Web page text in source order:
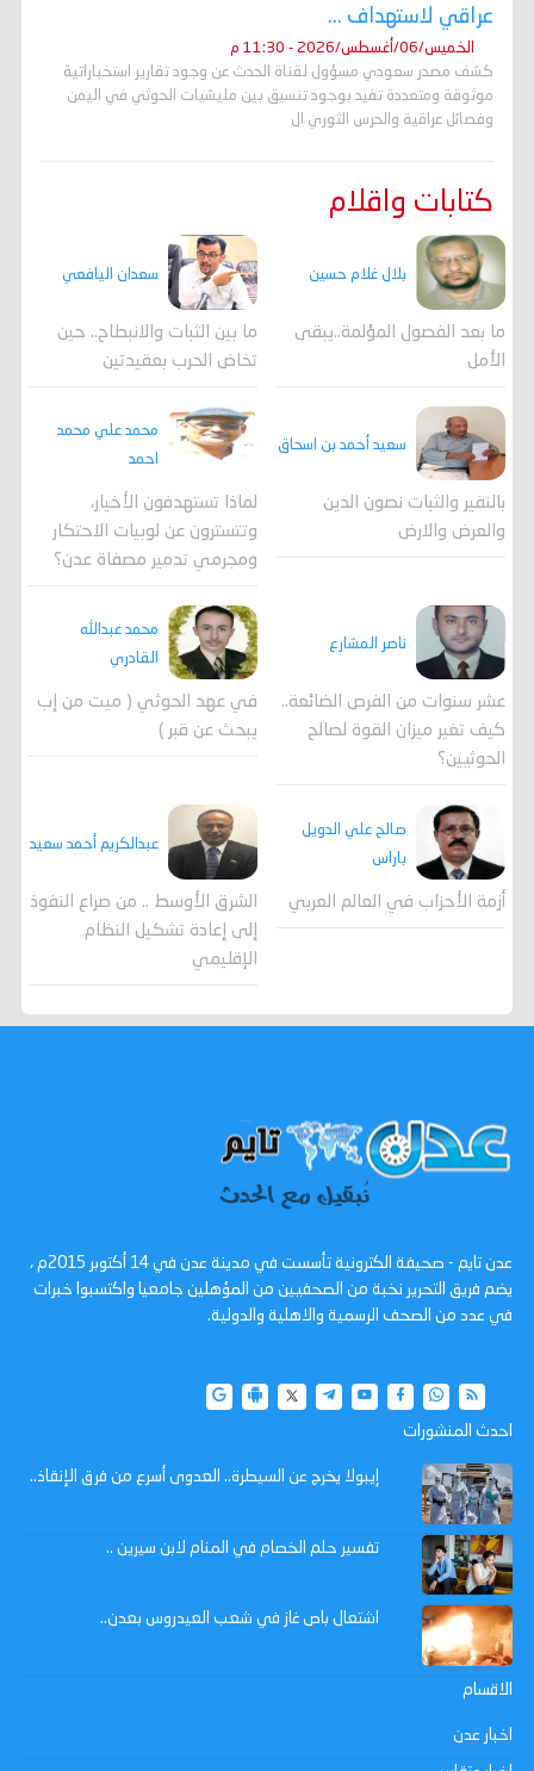
عراقي لاستهداف ...
الخميس/06/أغسطس/2026 - 11:30 م
كشف مصدر سعودي مسؤول لقناة الحدث عن وجود تقارير استخباراتية
موثوقة ومتعددة تفيد بوجود تنسيق بين مليشيات الحوثي في اليمن
وفصائل عراقية والحرس الثوري ال
كتابات واقلام
بلال غلام حسين
ما بعد الفصول المؤلمة..يبقى
الأمل
سعدان اليافعي
ما بين الثبات والانبطاح.. حين
تخاض الحرب بعقيدتين
سعيد أحمد بن اسحاق
بالنفير والثبات نصون الدين
والعرض والارض
محمد علي محمد
احمد
لماذا تستهدفون الأخيار،
وتتسترون عن لوبيات الاحتكار
ومجرمي تدمير مصفاة عدن؟
ناصر المشارع
عشر سنوات من الفرص الضائعة..
كيف تغير ميزان القوة لصالح
الحوثيين؟
محمد عبدالله
القادري
في عهد الحوثي ( ميت من إب
يبحث عن قبر )
صالح علي الدويل
باراس
أزمة الأحزاب في العالم العربي
عبدالكريم أحمد سعيد
الشرق الأوسط .. من صراع النفوذ
إلى إعادة تشكيل النظام
الإقليمي
عدن تايم - صحيفة الكترونية تأسست في مدينة عدن في 14 أكتوبر 2015م ،
يضم فريق التحرير نخبة من الصحفيين من المؤهلين جامعيا واكتسبوا خبرات
في عدد من الصحف الرسمية والاهلية والدولية.
احدث المنشورات
إيبولا يخرج عن السيطرة.. العدوى أسرع من فرق الإنقاذ..
تفسير حلم الخصام في المنام لابن سيرين ..
اشتعال باص غاز في شعب العيدروس بعدن..
الاقسام
اخبار عدن